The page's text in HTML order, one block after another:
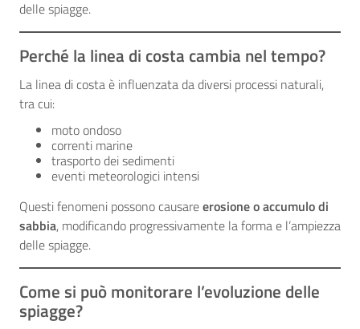
delle spiagge.
Perché la linea di costa cambia nel tempo?
La linea di costa è influenzata da diversi processi naturali,
tra cui:
moto ondoso
correnti marine
trasporto dei sedimenti
eventi meteorologici intensi
Questi fenomeni possono causareerosione o accumulo di
sabbia, modificando progressivamente la forma e l’ampiezza
delle spiagge.
Come si può monitorare l’evoluzione delle
spiagge?